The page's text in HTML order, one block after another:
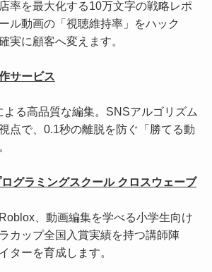
率を最大化する10万文字の戦略レポ
ル動画の「視聴維持率」をハック
実に顧客へ変えます。
サービス
る高品質な編集。SNSアルゴリズム
点で、0.1秒の離脱を防ぐ「勝てる動
グラミングスクール クロスウェーブ
、動画編集を学べる小学生向け
カップ全国入賞実績を持つ講師陣
ターを育成します。